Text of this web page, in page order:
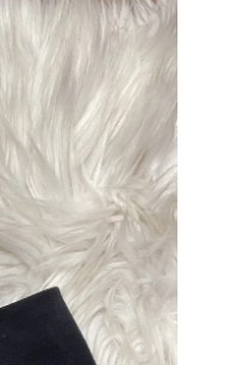
Doporučujeme
ŽUPAN PRO PSA